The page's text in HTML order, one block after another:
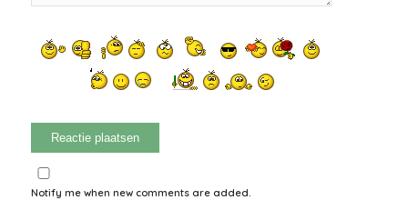
Notify me when new comments are added.